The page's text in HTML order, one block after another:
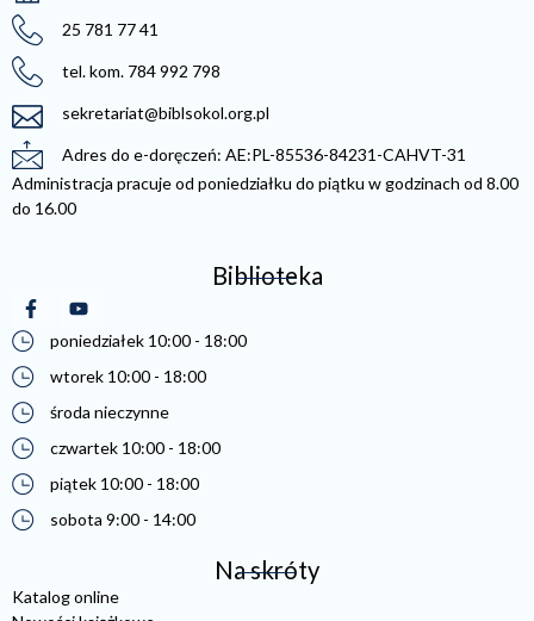
25 781 77 41
tel. kom. 784 992 798
sekretariat@biblsokol.org.pl
Adres do e-doręczeń: AE:PL-85536-84231-CAHVT-31
Administracja pracuje od poniedziałku do piątku w godzinach od 8.00
do 16.00
Biblioteka
(otwiera się w nowej karcie)
(otwiera się w nowej karcie)
poniedziałek 10:00 - 18:00
wtorek 10:00 - 18:00
środa nieczynne
czwartek 10:00 - 18:00
piątek 10:00 - 18:00
sobota 9:00 - 14:00
Na skróty
Katalog online